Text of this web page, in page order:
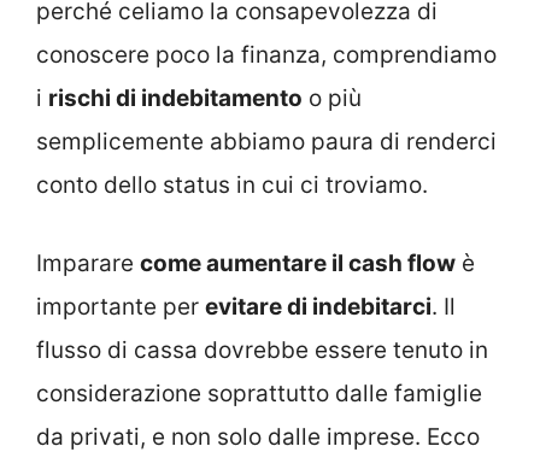
perché celiamo la consapevolezza di
conoscere poco la finanza, comprendiamo
i rischi di indebitamento o più
semplicemente abbiamo paura di renderci
conto dello status in cui ci troviamo.
Imparare come aumentare il cash flow è
importante per evitare di indebitarci. Il
flusso di cassa dovrebbe essere tenuto in
considerazione soprattutto dalle famiglie
da privati, e non solo dalle imprese. Ecco